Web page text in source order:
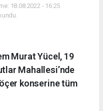
18.08.2022 - 16:25
Murat Yücel, 19
Mahallesi’nde
konserine tüm